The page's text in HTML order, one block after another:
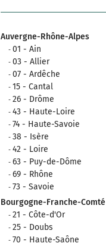
Auvergne-Rhône-Alpes
01 - Ain
03 - Allier
07 - Ardêche
15 - Cantal
26 - Drôme
43 - Haute-Loire
74 - Haute-Savoie
38 - Isère
42 - Loire
63 - Puy-de-Dôme
69 - Rhône
73 - Savoie
Bourgogne-Franche-Comté
21 - Côte-d'Or
25 - Doubs
70 - Haute-Saône